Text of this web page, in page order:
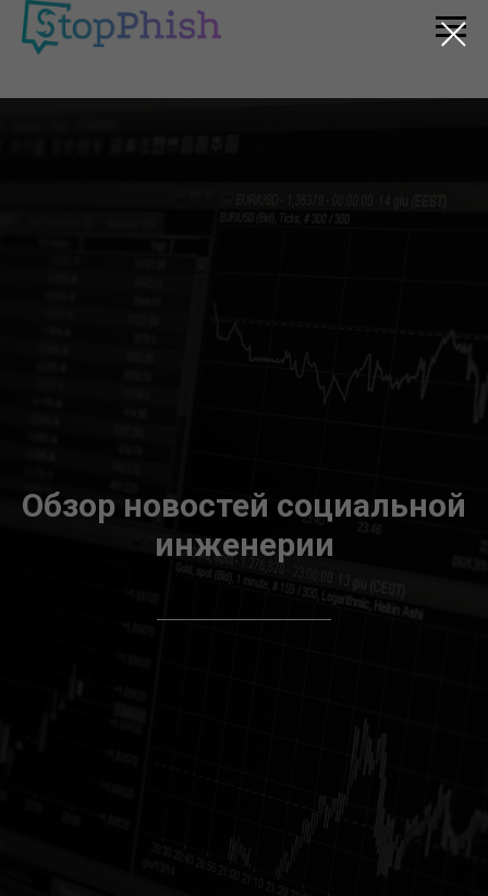
Обзор новостей социальной
инженерии